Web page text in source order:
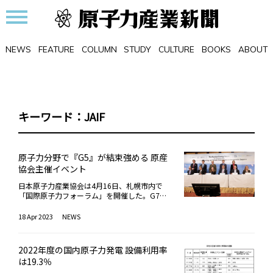
NEWS FEATURE COLUMN STUDY CULTURE BOOKS ABOUT
キーワード：JAIF
原子力分野で『G5』が結束強める 原産
協会主催イベント
日本原子力産業協会は4月16日、札幌市内で
「国際原子力フォーラム」を開催した。G7気
もので、各国の原子力産業団体と連名で、エネ
ー・セキュリティの強化へ向け、原子力発電の
積極活用を強く訴えた。参加した産業団体は、
日本原子力産業協会の他、米原子力エネルギー
18 Apr 2023 NEWS
2022年度の国内原子力発電 設備利用率
は19.3％